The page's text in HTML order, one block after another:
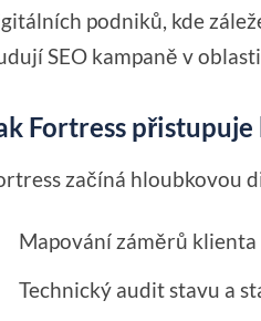
podniků, kde
SEO kampaně v
Fortress
začíná hloubkovou
Mapování záměrů
Technický audit stavu a